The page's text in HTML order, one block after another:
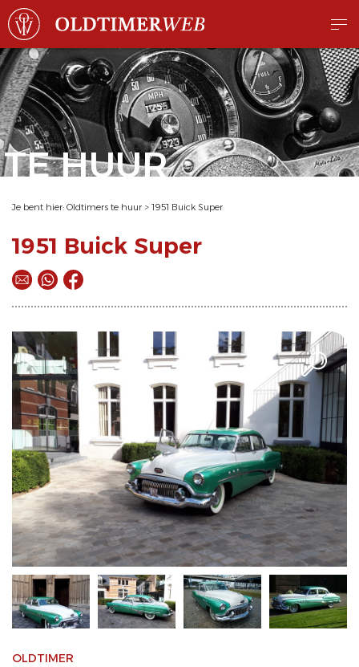
TE HUUR
Je bent hier: Oldtimers te huur > 1951 Buick Super
1951 Buick Super
OLDTIMER